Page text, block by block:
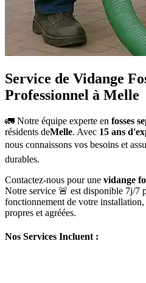
Service de Vidange
Professionnel à Melle
🚛 Notre équipe experte en fosses
résidents deMelle. Avec 15 ans
nous connaissons vos besoins et
durables.
Contactez-nous pour une vidange
Notre service 🚨 est disponible 7j/7
fonctionnement de votre
propres et agréées.
Nos Services Incluent :